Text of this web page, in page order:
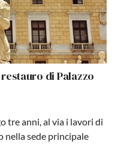
di Palazzo
tre anni, al via i lavori di
nella sede principale